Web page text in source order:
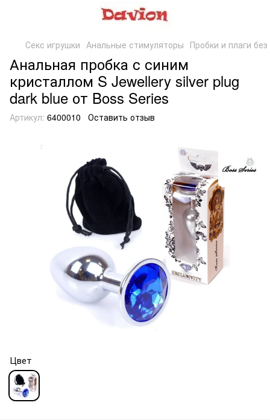
Секс игрушки Анальные стимуляторы Пробки и плаги
Анальная пробка с синим
кристаллом S Jewellery silver plug
dark blue от Boss Series
Артикул: 6400010 Оставить отзыв
Цвет